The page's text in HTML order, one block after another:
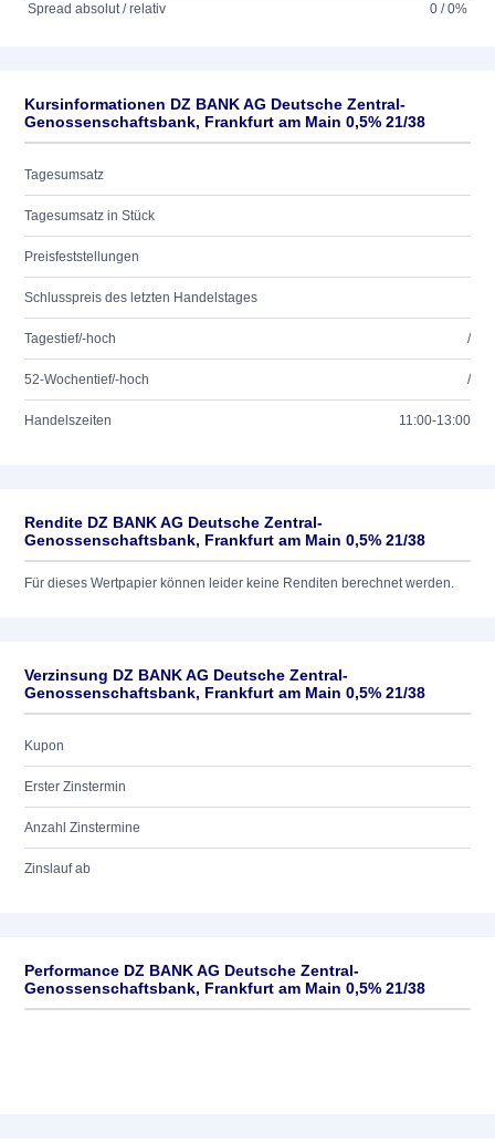
Spread absolut / relativ
0 / 0%
Kursinformationen DZ BANK AG Deutsche Zentral-
Genossenschaftsbank, Frankfurt am Main 0,5% 21/38
Tagesumsatz
Tagesumsatz in Stück
Preisfeststellungen
Schlusspreis des letzten Handelstages
Tagestief/-hoch /
52-Wochentief/-hoch /
Handelszeiten 11:00-13:00
Rendite DZ BANK AG Deutsche Zentral-
Genossenschaftsbank, Frankfurt am Main 0,5% 21/38
Für dieses Wertpapier können leider keine Renditen berechnet werden.
Verzinsung DZ BANK AG Deutsche Zentral-
Genossenschaftsbank, Frankfurt am Main 0,5% 21/38
Kupon
Erster Zinstermin
Anzahl Zinstermine
Zinslauf ab
Performance DZ BANK AG Deutsche Zentral-
Genossenschaftsbank, Frankfurt am Main 0,5% 21/38